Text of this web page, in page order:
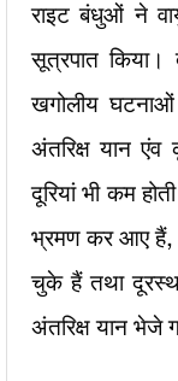
राइट बंधुओं ने
सूत्रपात
खगोलीय
अंतरिक्ष यान एंव
दूरियां भी कम
भ्रमण कर आए हैं,
चुके हैं तथा
अंतरिक्ष यान भेजे